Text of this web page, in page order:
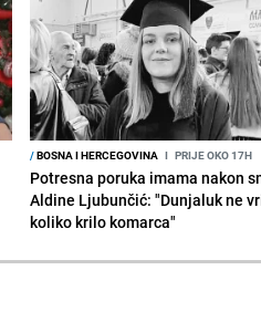
/BOSNA I HERCEGOVINA I PRIJE OKO 17H
Potresna poruka imama nakon
Aldine Ljubunčić: "Dunjaluk ne
koliko krilo komarca"